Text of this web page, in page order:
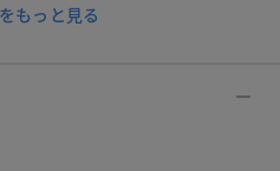
もっと見る